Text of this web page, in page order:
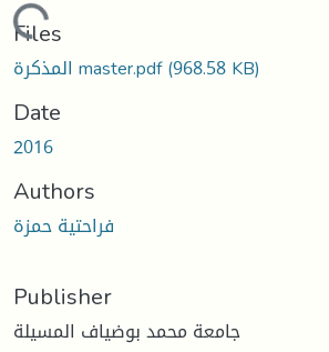
Loading...
Files
المذكرة master.pdf(968.58 KB)
Date
2016
Authors
فراحتية حمزة
Publisher
جامعة محمد بوضياف المسيلة